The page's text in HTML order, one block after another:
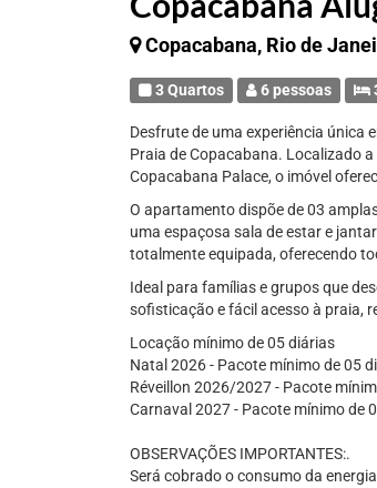
Copacabana, Rio de
3 Quartos 6 pessoas
Desfrute de uma experiência única
Praia de Copacabana. Localizado
Copacabana Palace, o imóvel
O apartamento dispõe de 03
uma espaçosa sala de estar e
totalmente equipada, oferecendo
Ideal para famílias e grupos que
sofisticação e fácil acesso à praia,
Locação mínimo de 05 diárias
Natal 2026 - Pacote mínimo de 05
Réveillon 2026/2027 - Pacote
Carnaval 2027 - Pacote mínimo de
OBSERVAÇÕES IMPORTANTES:.
Será cobrado o consumo da